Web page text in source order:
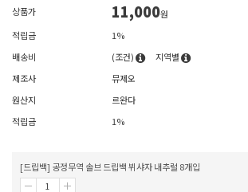
상품가 11,000원
적립금
1%
배송비
(조건)
지역별
제조사
뮤제오
원산지
르완다
적립금
1%
[드립백] 공정무역 솔브 드립백 뷔샤자 내추럴 8개입